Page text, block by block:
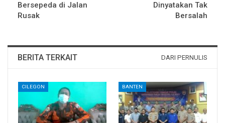
Bersepeda di Jalan
Rusak
Dinyatakan Tak
Bersalah
BERITA TERKAIT DARI PERNULIS
CILEGON BANTEN